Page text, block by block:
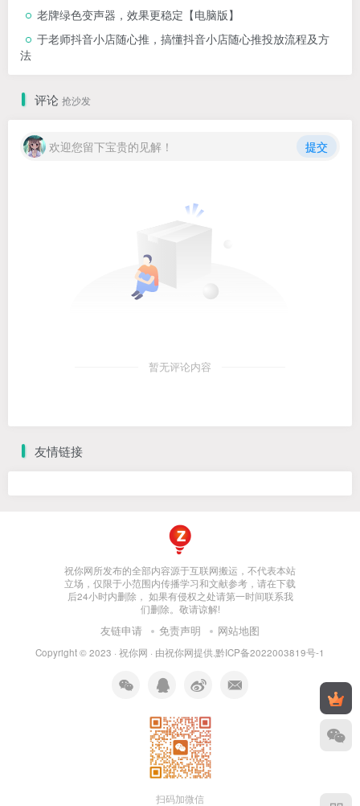
老牌绿色变声器，效果更稳定【电脑版】
于老师抖音小店随心推，搞懂抖音小店随心推投放流程及方
法
评论 抢沙发
欢迎您留下宝贵的见解！ 提交
暂无评论内容
友情链接
祝你网所发布的全部内容源于互联网搬运，不代表本站
立场，仅限于小范围内传播学习和文献参考，请在下载
后24小时内删除， 如果有侵权之处请第一时间联系我
们删除。敬请谅解!
友链申请 免责声明 网站地图
Copyright © 2023 · 祝你网 · 由祝你网提供.黔ICP备2022003819号-1
扫码加微信